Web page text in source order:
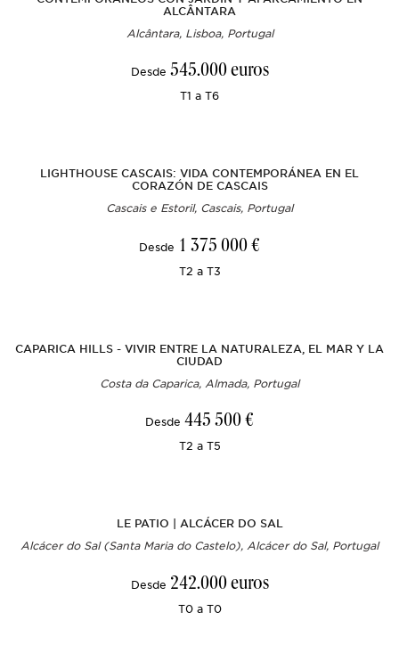
ALCÂNTARA
Alcântara, Lisboa, Portugal
Desde 545.000 euros
T1 a T6
LIGHTHOUSE CASCAIS: VIDA CONTEMPORÁNEA EN EL
CORAZÓN DE CASCAIS
Cascais e Estoril, Cascais, Portugal
Desde 1 375 000 €
T2 a T3
CAPARICA HILLS - VIVIR ENTRE LA NATURALEZA, EL MAR Y LA
CIUDAD
Costa da Caparica, Almada, Portugal
Desde 445 500 €
T2 a T5
LE PATIO | ALCÁCER DO SAL
Alcácer do Sal (Santa Maria do Castelo), Alcácer do Sal, Portugal
Desde 242.000 euros
T0 a T0